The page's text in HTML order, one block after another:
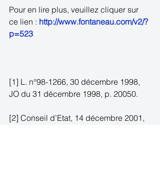
Pour en lire plus, veuillez cliquer sur
ce lien : http://www.fontaneau.com/v2/?
p=523
[1] L. n°98-1266, 30 décembre 1998,
JO du 31 décembre 1998, p. 20050.
[2] Conseil d’Etat, 14 décembre 2001,